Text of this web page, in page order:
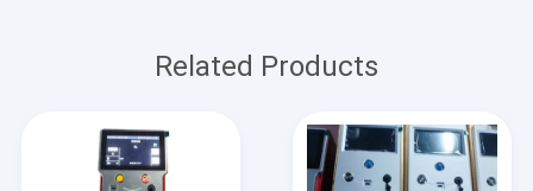
Related Products